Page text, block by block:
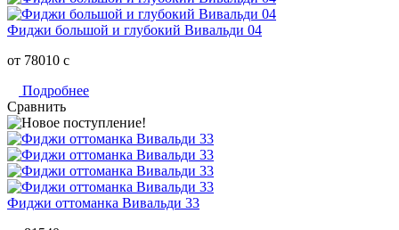
Фиджи большой и глубокий Вивальди 04
от 78010 c
Подробнее
Сравнить
Фиджи оттоманка Вивальди 33